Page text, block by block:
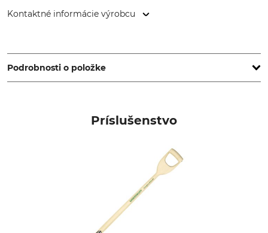
Kontaktné informácie výrobcu
Bahndamm 11, 49439 Mühlen, Germany, www.kt-spaten.de
Podrobnosti o položke
Príslušenstvo